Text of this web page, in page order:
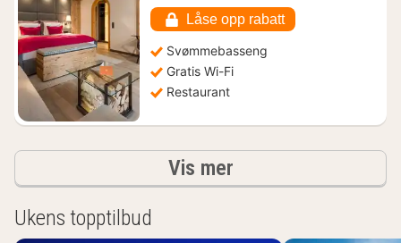
kr.
Låse opp rabatt
Svømmebasseng
Gratis Wi-Fi
Restaurant
Vis merResultater
Ukens topptilbud